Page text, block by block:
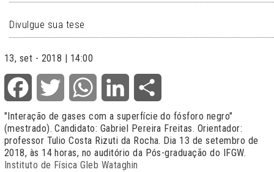
Divulgue sua tese
13, set - 2018 | 14:00
Facebook Twitter WhatsApp LinkedIn
"Interação de gases com a superfície do fósforo negro"
(mestrado). Candidato: Gabriel Pereira Freitas. Orientador:
professor Tulio Costa Rizuti da Rocha. Dia 13 de setembro de
2018, às 14 horas, no auditório da Pós-graduação do IFGW.
Instituto de Física Gleb Wataghin